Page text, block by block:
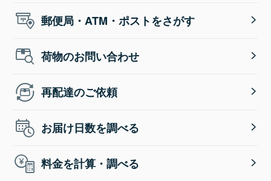
郵便局・ATM・ポストをさがす
荷物のお問い合わせ
再配達のご依頼
お届け日数を調べる
料金を計算・調べる